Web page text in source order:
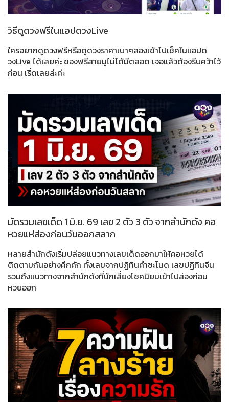
วิธีดูดวงฟรีในแอปดวงLive
ใครอยากดูดวงฟรีหรือดูดวงราคาเบาๆลองเข้าไปเช็คในแอปด
วงLive ได้เลยค่ะ ของฟรีสายมูไม่ได้มีตลอด เจอแล้วต้องรีบคว้าไว้
ก่อน เริ่ดเลยล่ะค่ะ
มัดรวมเลขเด็ด 1 มิ.ย. 69 เลข 2 ตัว 3 ตัว จากสำนักดัง คอ
หวยแห่ส่องก่อนวันออกสลาก
หลายสำนักดังเริ่มปล่อยแนวทางเลขเด็ดออกมาให้คอหวยได้
ติดตามกันอย่างคึกคัก ทั้งเลขจากปฏิทินคำชะโนด เลขปฏิทินจีน
รวมถึงแนวทางจากสำนักดังที่นักเสี่ยงโชคนิยมเข้าไปส่องก่อน
หวยออก